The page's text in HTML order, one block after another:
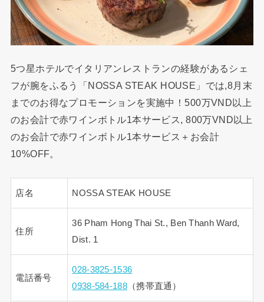
5つ星ホテルでイタリアンレストランの経験があるシェ
フが腕をふるう「NOSSA STEAK HOUSE」では,8月末
までのお得なプロモーションを実施中！500万VND以上
のお会計で赤ワインボトル1本サービス, 800万VND以上
のお会計で赤ワインボトル1本サービス＋お会計
10%OFF。
店名 NOSSA STEAK HOUSE
住所
36 Pham Hong Thai St., Ben Thanh Ward,
Dist. 1
電話番号
028-3825-1536
0938-584-188（携帯直通）